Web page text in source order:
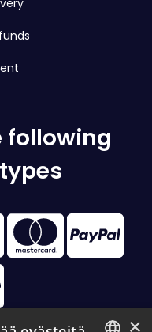
following
×